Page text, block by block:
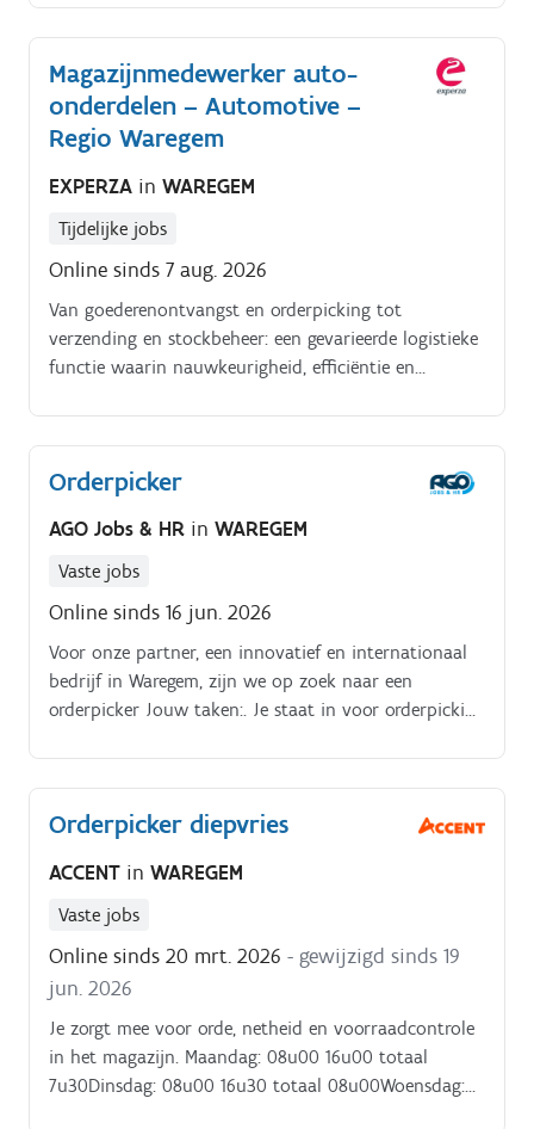
Magazijnmedewerker auto-
onderdelen – Automotive –
Regio Waregem
EXPERZA in WAREGEM
Tijdelijke jobs
Online sinds 7 aug. 2026
Van goederenontvangst en orderpicking tot
verzending en stockbeheer: een gevarieerde logistieke
functie waarin nauwkeurigheid, efficiëntie en
georganiseerd magazijn ontvangen klanten steeds de
juiste onderdelen op het juiste moment.
Orderpicker
AGO Jobs & HR in WAREGEM
Vaste jobs
Online sinds 16 jun. 2026
Voor onze partner, een innovatief en internationaal
bedrijf in Waregem, zijn we op zoek naar een
orderpicker Jouw taken:. Je staat in voor orderpicking
Orderpicker diepvries
ACCENT in WAREGEM
Vaste jobs
Online sinds 20 mrt. 2026 - gewijzigd sinds 19
jun. 2026
Je zorgt mee voor orde, netheid en voorraadcontrole
in het magazijn. Maandag: 08u00 16u00 totaal
7u30Dinsdag: 08u00 16u30 totaal 08u00Woensdag: